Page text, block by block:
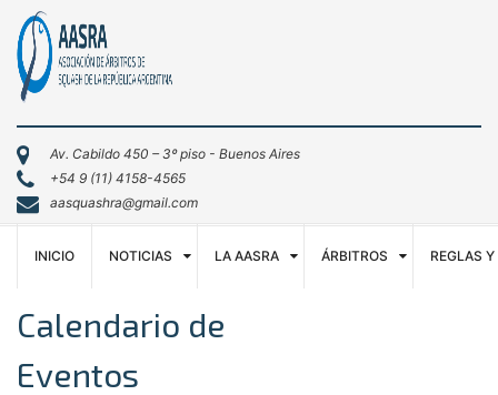
Av. Cabildo 450 – 3º piso - Buenos Aires
+54 9 (11) 4158-4565
aasquashra@gmail.com
INICIO NOTICIAS LA AASRA ÁRBITROS REGLAS
Calendario de
Eventos